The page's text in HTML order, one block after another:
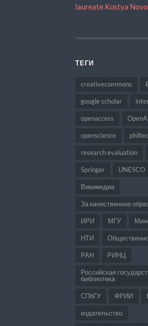
laureate Kostya
ТЕГИ
creativecommons
google scholar
openaccess
openscience
research evaluation
Springer UNESCO
Викимедиа
За качественное
ИРИ МГУ
НТИ
РАН РИНЦ
Российская
библиотека
СПбГУ ФРИИ
издательство